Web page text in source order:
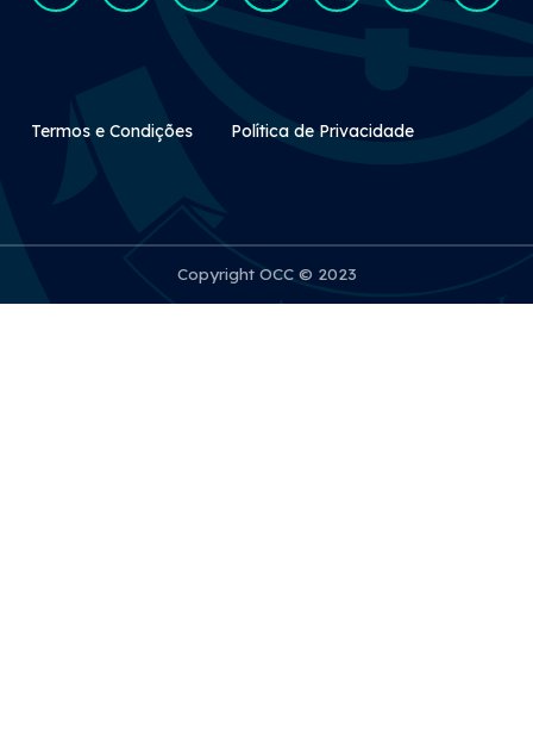
Rodapé Secundário
Termos e Condições Política de Privacidade
Copyright OCC © 2023